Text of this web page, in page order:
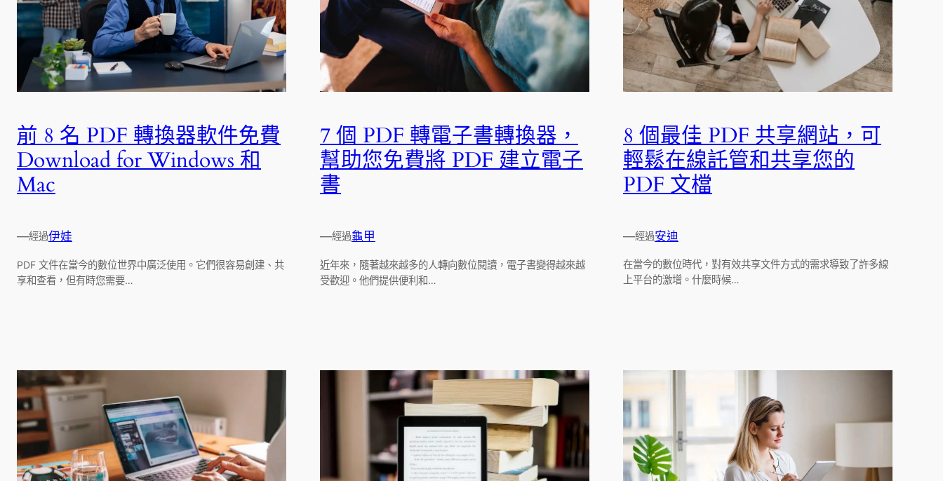
前 8 名 PDF 轉換器軟件免費
Download for Windows 和
Mac
—經過伊娃
PDF 文件在當今的數位世界中廣泛使用。它們很容易創建、共
享和查看，但有時您需要…
7 個 PDF 轉電子書轉換器，
幫助您免費將 PDF 建立電子
書
—經過龜甲
近年來，隨著越來越多的人轉向數位閱讀，電子書變得越來越
受歡迎。他們提供便利和…
8 個最佳 PDF 共享網站，可
輕鬆在線託管和共享您的
PDF 文檔
—經過安迪
在當今的數位時代，對有效共享文件方式的需求導致了許多線
上平台的激增。什麼時候…